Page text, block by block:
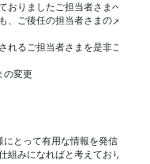
おりましたご担当者さまへお願
、ご後任の担当者さまのメール
れるご担当者さまを是非ご紹介
の変更
とって有用な情報を発信し、
組みになればと考えております